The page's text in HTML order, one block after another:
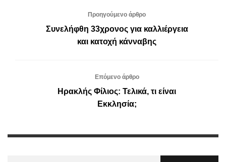
Προηγούμενο άρθρο
Συνελήφθη 33χρονος για καλλιέργεια
και κατοχή κάνναβης
Επόμενο άρθρο
Ηρακλής Φίλιος: Τελικά, τι είναι
Εκκλησία;